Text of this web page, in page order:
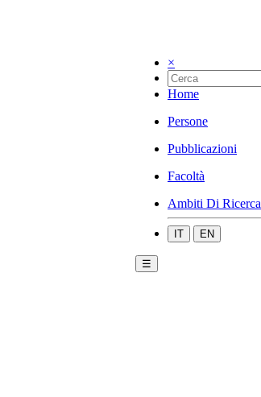
×
Home
Persone
Pubblicazioni
Facoltà
Ambiti Di Ricerca
IT EN
☰